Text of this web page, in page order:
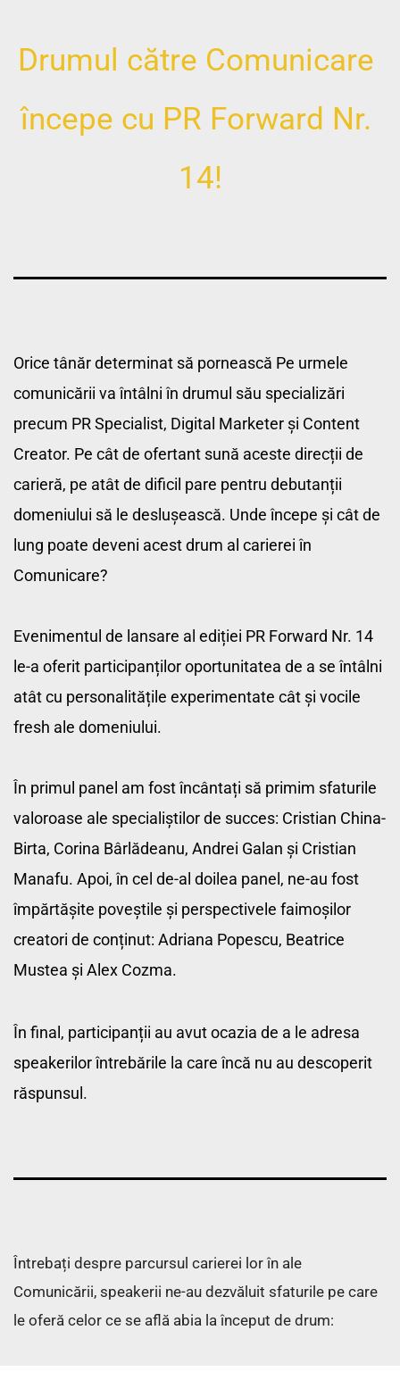
Drumul către Comunicare
începe cu PR Forward Nr.
14!
Orice tânăr determinat să pornească Pe urmele
comunicării va întâlni în drumul său specializări
precum PR Specialist, Digital Marketer și Content
Creator. Pe cât de ofertant sună aceste direcții de
carieră, pe atât de dificil pare pentru debutanții
domeniului să le deslușească. Unde începe și cât de
lung poate deveni acest drum al carierei în
Comunicare?
﻿Evenimentul de lansare al ediției PR Forward Nr. 14
le-a oferit participanților oportunitatea de a se întâlni
atât cu personalitățile experimentate cât și vocile
fresh ale domeniului.
În primul panel am fost încântați să primim sfaturile
valoroase ale specialiștilor de succes: Cristian China-
Birta, Corina Bârlădeanu, Andrei Galan și Cristian
Manafu. Apoi, în cel de-al doilea panel, ne-au fost
împărtășite poveștile și perspectivele faimoșilor
creatori de conținut: Adriana Popescu, Beatrice
Mustea și Alex Cozma.
În final, participanții au avut ocazia de a le adresa
speakerilor întrebările la care încă nu au descoperit
răspunsul.
Întrebați despre parcursul carierei lor în ale
Comunicării, speakerii ne-au dezvăluit sfaturile pe care
le oferă celor ce se află abia la început de drum: